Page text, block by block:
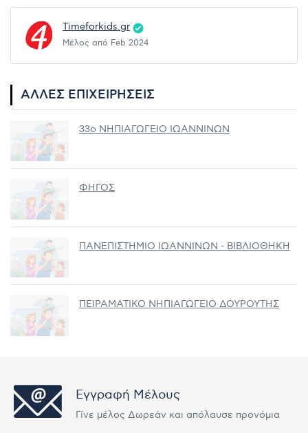
Timeforkids.gr
Μέλος από Feb 2024
ΆΛΛΕΣ ΕΠΙΧΕΙΡΉΣΕΙΣ
33ο ΝΗΠΙΑΓΩΓΕΙΟ ΙΩΑΝΝΙΝΩΝ
ΦΗΓΟΣ
ΠΑΝΕΠΙΣΤΗΜΙΟ ΙΩΑΝΝΙΝΩΝ - ΒΙΒΛΙΟΘΗΚΗ
ΠΕΙΡΑΜΑΤΙΚΟ ΝΗΠΙΑΓΩΓΕΙΟ ΔΟΥΡΟΥΤΗΣ
Εγγραφή Μέλους
Γίνε μέλος Δωρεάν και απόλαυσε προνόμια